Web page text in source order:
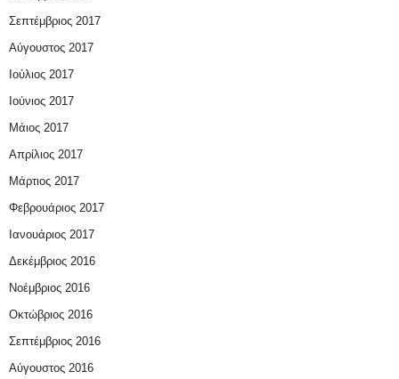
Σεπτέμβριος 2017
Αύγουστος 2017
Ιούλιος 2017
Ιούνιος 2017
Μάιος 2017
Απρίλιος 2017
Μάρτιος 2017
Φεβρουάριος 2017
Ιανουάριος 2017
Δεκέμβριος 2016
Νοέμβριος 2016
Οκτώβριος 2016
Σεπτέμβριος 2016
Αύγουστος 2016